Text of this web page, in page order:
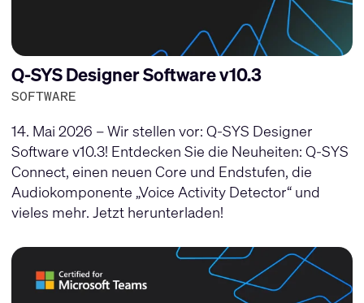
Q-SYS Designer Software v10.3
SOFTWARE
14. Mai 2026 – Wir stellen vor: Q-SYS Designer
Software v10.3! Entdecken Sie die Neuheiten: Q-SYS
Connect, einen neuen Core und Endstufen, die
Audiokomponente „Voice Activity Detector“ und
vieles mehr. Jetzt herunterladen!